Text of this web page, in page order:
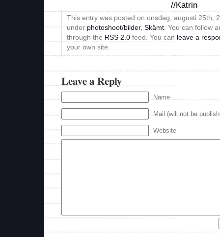
//Katrin
This entry was posted on onsdag, augusti 25th,
under photoshoot/bilder, Skämt . You can follow
through the RSS 2.0 feed. You can leave a
your own site.
Leave a Reply
Name
Mail (will not be
Website